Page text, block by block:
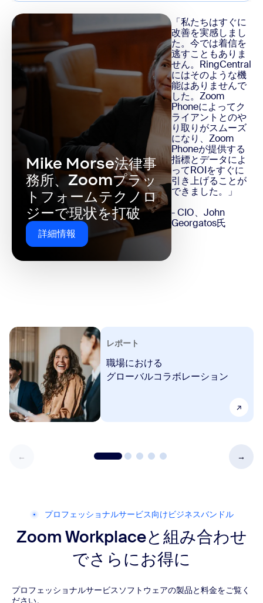
Mike Morse法律事
務所、Zoomプラッ
トフォームテクノロ
ジーで現状を打破
詳細情報
「私たちはすぐに
改善を実感しまし
た。今では着信を
逃すこともありま
せん。RingCentral
にはそのような機
能はありませんで
した。Zoom
Phoneによってク
ライアントとのや
り取りがスムーズ
になり、Zoom
Phoneが提供する
指標とデータによ
ってROIをすぐに
引き上げることが
できました。」
- CIO、John
Georgatos氏
レポート
職場における
グローバルコラボレーション
プロフェッショナルサービス向けビジネスバンドル
Zoom Workplaceと組み合わせ
でさらにお得に
プロフェッショナルサービスソフトウェアの製品と料金をご覧く
ださい。